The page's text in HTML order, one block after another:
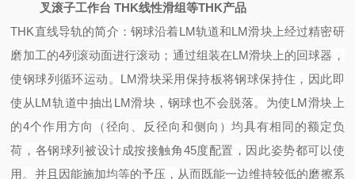
叉滚子工作台 THK线性滑组等THK产品
THK直线导轨的简介： 钢球沿着LM轨道和LM滑块上经过精密研
磨加工的4列滚动面进行滚动；通过组装在LM滑块上的回球器，
使钢球列循环运动。 LM滑块采用保持板将钢球保持住，因此即
使从LM轨道中抽出LM滑块，钢球也不会脱落。 为使LM滑块上
的4个作用方向（径向、反径向和侧向）均具有相同的额定负
荷，各钢球列被设计成按接触角45度配置，因此姿势都可以使
用。并且因能施加均等的予压，从而既能一边维持较低的磨擦系